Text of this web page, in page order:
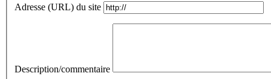
Adresse (URL) du site
Description/commentaire